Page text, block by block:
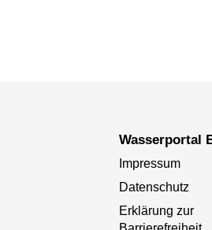
Wasserportal
Impressum
Datenschutz
Erklärung zur